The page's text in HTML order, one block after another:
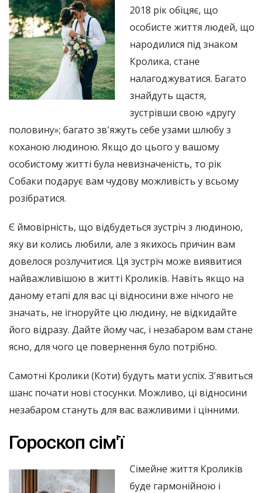
2018 рік обіцяє, що
особисте життя людей, що
народилися під знаком
Кролика, стане
налагоджуватися. Багато
знайдуть щастя,
зустрівши свою «другу
половину»; багато зв'яжуть себе узами шлюбу з
коханою людиною. Якщо до цього у вашому
особистому житті була невизначеність, то рік
Собаки подарує вам чудову можливість у всьому
розібратися.
Є ймовірність, що відбудеться зустріч з людиною,
яку ви колись любили, але з якихось причин вам
довелося розлучитися. Ця зустріч може виявитися
найважливішою в житті Кроликів. Навіть якщо на
даному етапі для вас ці відносини вже нічого не
значать, не ігноруйте цю людину, не відкидайте
його відразу. Дайте йому час, і незабаром вам стане
ясно, для чого це повернення було потрібно.
Самотні Кролики (Коти) будуть мати успіх. З'явиться
шанс почати нові стосунки. Можливо, ці відносини
незабаром стануть для вас важливими і цінними.
Гороскоп сім'ї
Сімейне життя Кроликів
буде гармонійною і